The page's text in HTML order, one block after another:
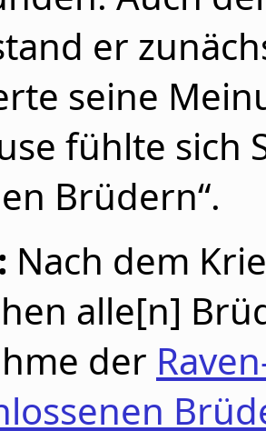
er
seine
fühlte sich
Brüdern“.
Nach dem
alle[n]
der